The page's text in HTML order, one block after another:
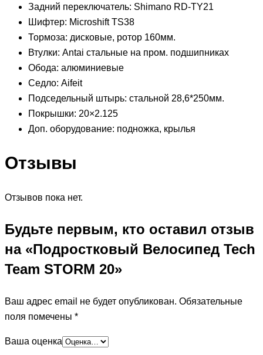
Задний переключатель: Shimano RD-TY21
Шифтер: Microshift TS38
Тормоза: дисковые, ротор 160мм.
Втулки: Antai стальные на пром. подшипниках
Обода: алюминиевые
Седло: Aifeit
Подседельный штырь: стальной 28,6*250мм.
Покрышки: 20×2.125
Доп. оборудование: подножка, крылья
Отзывы
Отзывов пока нет.
Будьте первым, кто оставил отзыв
на «Подростковый Велосипед Tech
Team STORM 20»
Ваш адрес email не будет опубликован. Обязательные
поля помечены *
Ваша оценка